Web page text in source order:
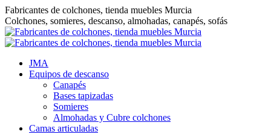
Saltar
al
contenido
Fabricantes de colchones, tienda muebles Murcia
Colchones, somieres, descanso, almohadas, canapés, sofás
JMA
Equipos de descanso
Canapés
Bases tapizadas
Somieres
Almohadas y Cubre colchones
Camas articuladas